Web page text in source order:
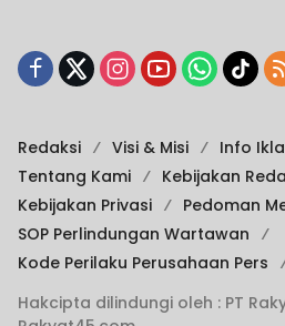
Redaksi Visi & Misi Info
Tentang Kami
Kebijakan
Kebijakan Privasi
Pedoman
SOP Perlindungan Wartawan
Kode Perilaku Perusahaan Pers
Hakcipta dilindungi oleh : PT